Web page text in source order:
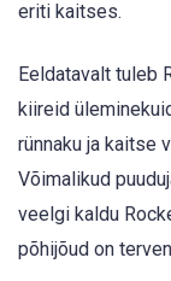
eriti kaitses.
Eeldatavalt tuleb
kiireid
rünnaku ja kaitse
Võimalikud
veelgi kaldu
põhijõud on